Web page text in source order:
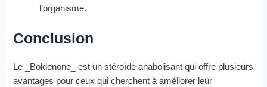
l’organisme.
Conclusion
Le _Boldenone_ est un stéroïde anabolisant qui offre plusieurs
avantages pour ceux qui cherchent à améliorer leur